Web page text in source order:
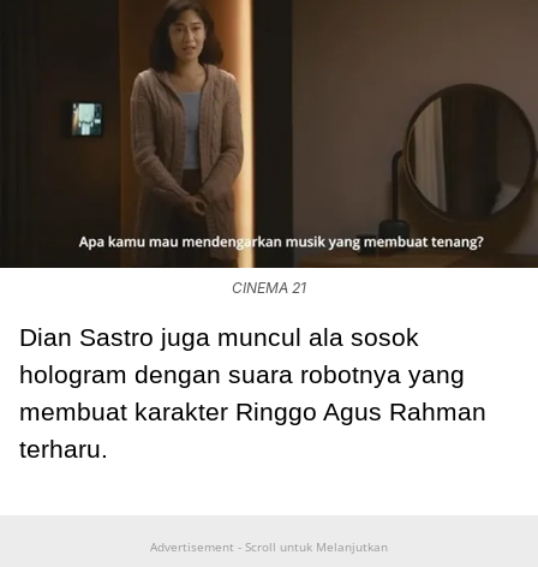
CINEMA 21
Dian Sastro juga muncul ala sosok
hologram dengan suara robotnya yang
membuat karakter Ringgo Agus Rahman
terharu.
Advertisement - Scroll untuk Melanjutkan